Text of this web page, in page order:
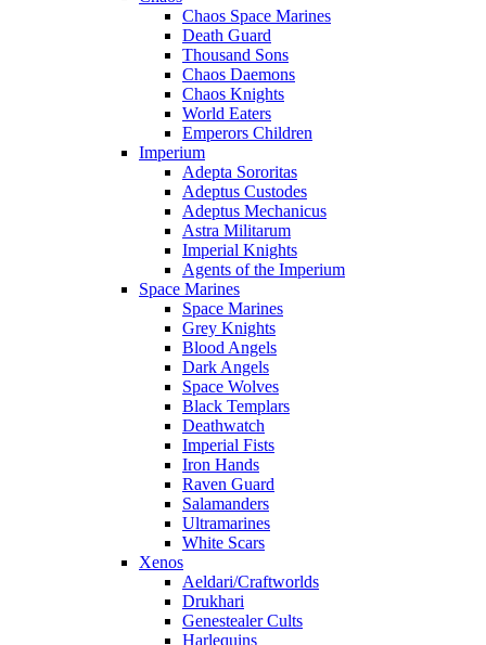
Chaos Space Marines
Death Guard
Thousand Sons
Chaos Daemons
Chaos Knights
World Eaters
Emperors Children
Imperium
Adepta Sororitas
Adeptus Custodes
Adeptus Mechanicus
Astra Militarum
Imperial Knights
Agents of the Imperium
Space Marines
Space Marines
Grey Knights
Blood Angels
Dark Angels
Space Wolves
Black Templars
Deathwatch
Imperial Fists
Iron Hands
Raven Guard
Salamanders
Ultramarines
White Scars
Xenos
Aeldari/Craftworlds
Drukhari
Genestealer Cults
Harlequins